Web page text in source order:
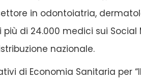
in odontoiatria,
di 24.000 medici sui Social
nazionale.
di Economia Sanitaria per “Il